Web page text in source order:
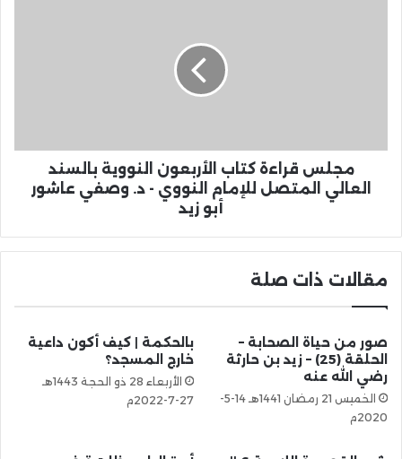
مجلس قراءة كتاب الأربعون النووية بالسند
العالي المتصل للإمام النووي - د. وصفي عاشور
أبو زيد
مقالات ذات صلة
صور من حياة الصحابة –
الحلقة (25) – زيد بن حارثة
رضي الله عنه
الخميس 21 رمضان 1441هـ 14-5-
2020م
بالحكمة | كيف أكون داعية
خارج المسجد؟
الأربعاء 28 ذو الحجة 1443هـ
27-7-2022م